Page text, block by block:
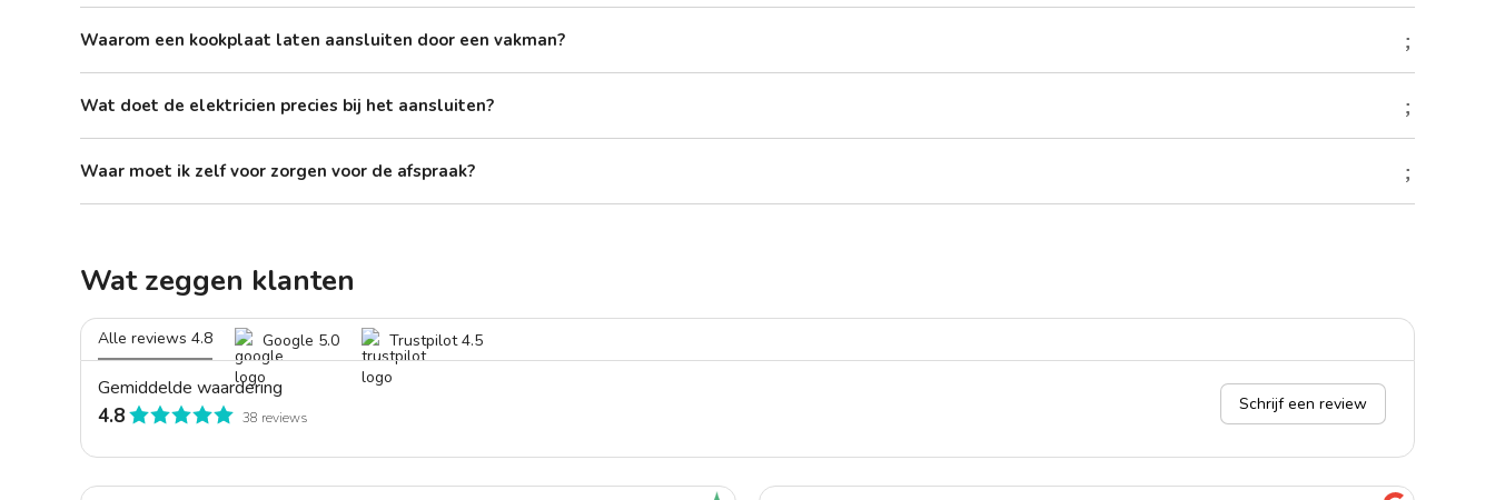
Waarom een kookplaat laten aansluiten door een vakman?
Wat doet de elektricien precies bij het aansluiten?
Waar moet ik zelf voor zorgen voor de afspraak?
Wat zeggen klanten
Alle reviews 4.8 Google 5.0 Trustpilot 4.5
Gemiddelde waardering
4.8 38 reviews
Schrijf een review